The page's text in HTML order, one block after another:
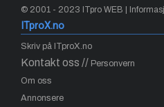
© 2001 - 2023 ITpro WEB |
ITproX.no
Skriv på ITproX.no
Kontakt oss // Personvern
Om oss
Annonsere